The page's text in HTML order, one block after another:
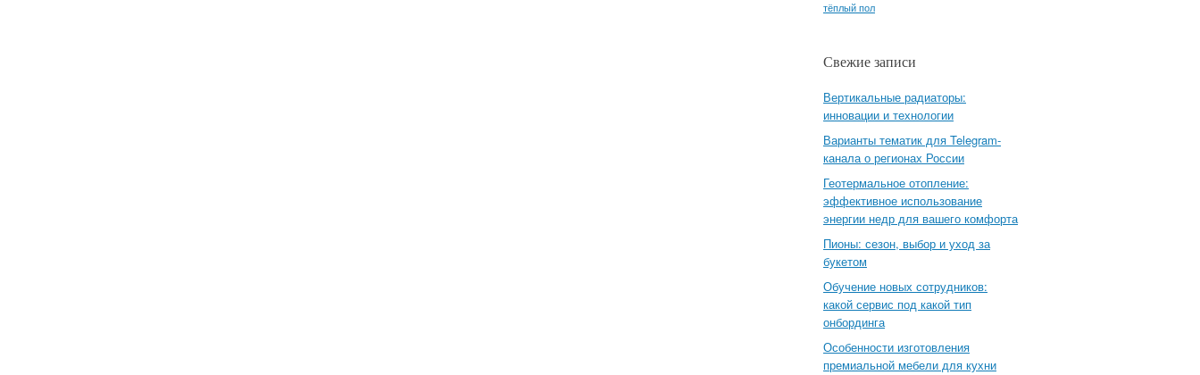
тёплый пол
Свежие записи
Вертикальные радиаторы:
инновации и технологии
Варианты тематик для Telegram-
канала о регионах России
Геотермальное отопление:
эффективное использование
энергии недр для вашего комфорта
Пионы: сезон, выбор и уход за
букетом
Обучение новых сотрудников:
какой сервис под какой тип
онбординга
Особенности изготовления
премиальной мебели для кухни